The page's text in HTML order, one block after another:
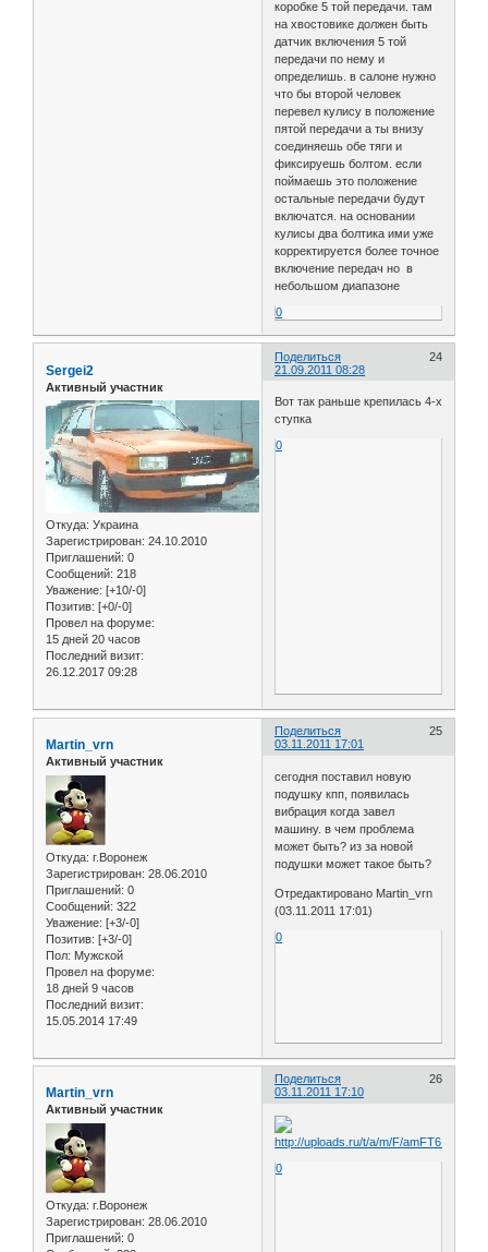
коробке 5 той передачи. там
на хвостовике должен быть
датчик включения 5 той
передачи по нему и
определишь. в салоне нужно
что бы второй человек
перевел кулису в положение
пятой передачи а ты внизу
соединяешь обе тяги и
фиксируешь болтом. если
поймаешь это положение
остальные передачи будут
включатся. на основании
кулисы два болтика ими уже
корректируется более точное
включение передач но в
небольшом диапазоне
0
Поделиться
24
21.09.2011 08:28
Sergei2
Активный участник
Откуда: Украина
Зарегистрирован: 24.10.2010
Приглашений: 0
Сообщений: 218
Уважение: [+10/-0]
Позитив: [+0/-0]
Провел на форуме:
15 дней 20 часов
Последний визит:
26.12.2017 09:28
Вот так раньше крепилась 4-х
ступка
0
Поделиться
25
03.11.2011 17:01
Martin_vrn
Активный участник
Откуда: г.Воронеж
Зарегистрирован: 28.06.2010
Приглашений: 0
Сообщений: 322
Уважение: [+3/-0]
Позитив: [+3/-0]
Пол: Мужской
Провел на форуме:
18 дней 9 часов
Последний визит:
15.05.2014 17:49
сегодня поставил новую
подушку кпп, появилась
вибрация когда завел
машину. в чем проблема
может быть? из за новой
подушки может такое быть?
Отредактировано Martin_vrn
(03.11.2011 17:01)
0
Поделиться
26
03.11.2011 17:10
Martin_vrn
Активный участник
Откуда: г.Воронеж
Зарегистрирован: 28.06.2010
Приглашений: 0
0